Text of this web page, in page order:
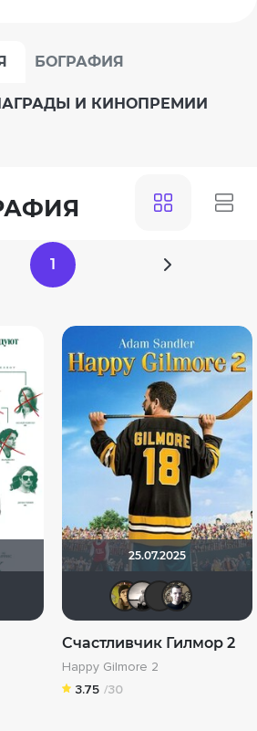
БОГРАФИЯ
И КИНОПРЕМИИ
1
25.07.2025
Счастливчик Гилмор 2
Happy Gilmore 2
3.75 /30